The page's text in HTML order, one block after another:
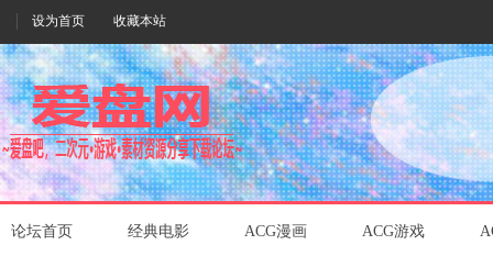
设为首页 收藏本站
论坛首页 经典电影 ACG漫画 ACG游戏